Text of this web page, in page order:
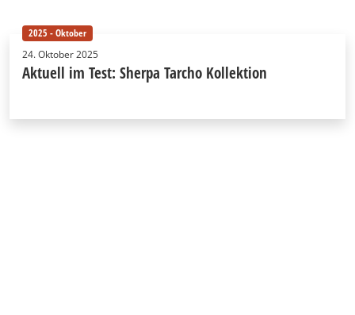
2025 - Oktober
24. Oktober 2025
Aktuell im Test: Sherpa Tarcho Kollektion